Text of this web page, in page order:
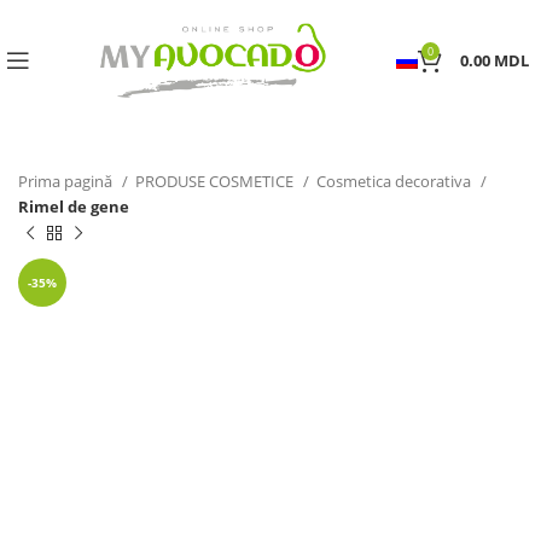
0 0.00 MDL
Prima pagină PRODUSE COSMETICE
Cosmetica decorativa
Rimel de gene
-35%